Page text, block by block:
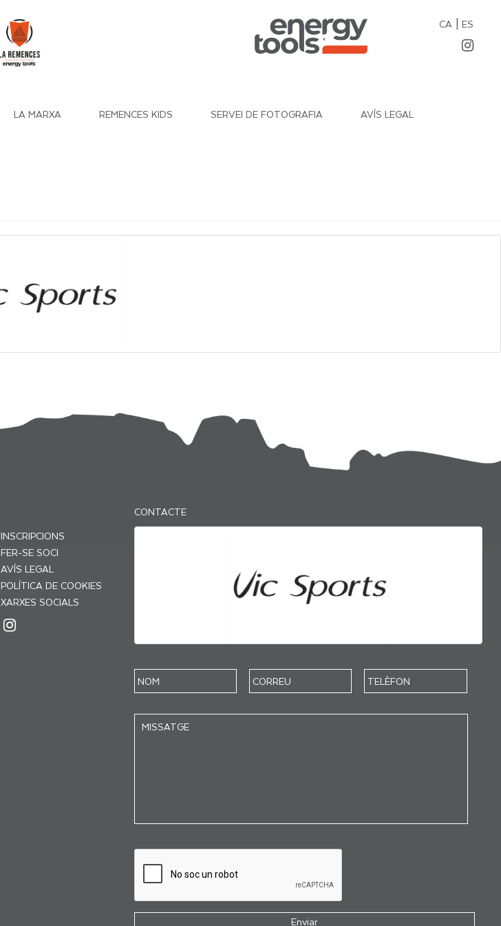
CA| ES
LA MARXA REMENCES KIDS SERVEI DE FOTOGRAFIA AVÍS LEGAL
INSCRIPCIONS
FER-SE SOCI
AVÍS LEGAL
POLÍTICA DE COOKIES
XARXES SOCIALS
CONTACTE